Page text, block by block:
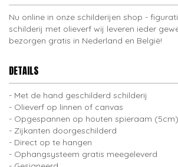
Nu online in onze schilderijen shop -
schilderij met olieverf wij leveren ieder
bezorgen gratis in Nederland en België!
DETAILS
Met de hand geschilderd schilderij
Olieverf op linnen of canvas
Opgespannen op houten spieraam (5cm)
Zijkanten doorgeschilderd
Direct op te hangen
Ophangsysteem gratis meegeleverd